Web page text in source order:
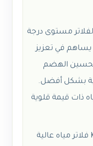
مستوى درجة
يساهم في تعزيز
الهضم
بشكل أفضل.
ذات قيمة قلوية
فلاتر UF.توفر شركة Kent فلاتر مياه عالية